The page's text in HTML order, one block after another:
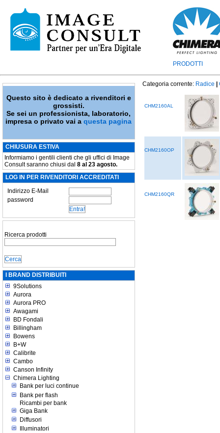
PRODOTTI
Questo sito è dedicato a rivenditori e
grossisti.
Se sei un professionista, laboratorio,
impresa o privato vai aquesta pagina
CHIUSURA ESTIVA
Informiamo i gentili clienti che gli uffici di Image
Consult saranno chiusi dal 8 al 23 agosto.
LOG IN PER RIVENDITORI ACCREDITATI
Indirizzo E-Mail
password
Ricerca prodotti
I BRAND DISTRIBUITI
9Solutions
Aurora
Aurora PRO
Awagami
BD Fondali
Billingham
Bowens
B+W
Calibrite
Cambo
Canson Infinity
Chimera Lighting
Bank per luci continue
Bank per flash
Ricambi per bank
Giga Bank
Diffusori
Illuminatori
Categoria corrente: Radice
CHM2160AL
CHM2160OP
CHM2160QR